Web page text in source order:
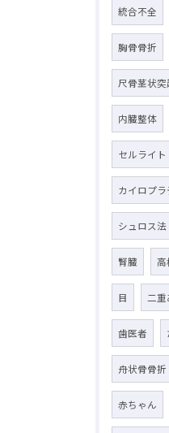
統合不全
胸骨骨折
尺骨茎状突
内臓整体
セルライト
カイロプラ
シュロス法
腎臓 高
目 二
歯医者
舟状骨骨折
赤ちゃん